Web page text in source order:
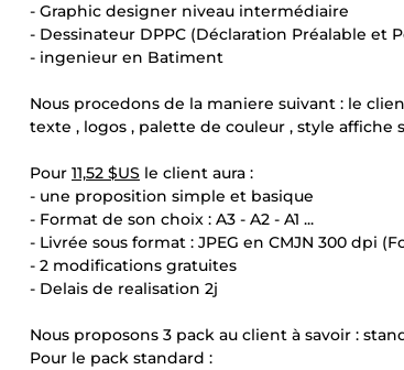
- Graphic designer niveau intermédiaire
- Dessinateur DPPC (Déclaration Préalable et
- ingenieur en Batiment
Nous procedons de la maniere suivant : le
texte , logos , palette de couleur , style affiche
Pour 11,52 $US le client aura :
- une proposition simple et basique
- Format de son choix : A3 - A2 - A1 ...
- Livrée sous format : JPEG en CMJN 300 dpi
- 2 modifications gratuites
- Delais de realisation 2j
Nous proposons 3 pack au client à savoir :
Pour le pack standard :